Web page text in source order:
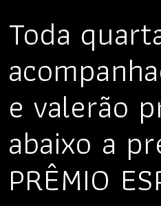
Toda
e valerão
abaixo a
PRÊMIO